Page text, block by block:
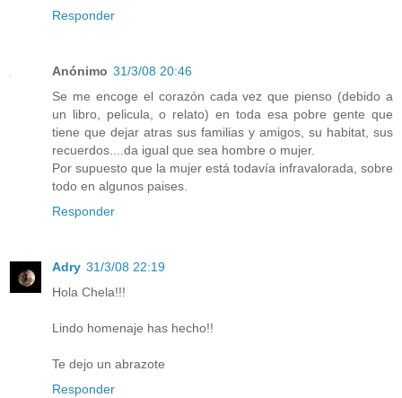
Responder
Anónimo 31/3/08 20:46
Se me encoge el corazón cada vez que pienso (debido a
un libro, pelicula, o relato) en toda esa pobre gente que
tiene que dejar atras sus familias y amigos, su habitat, sus
recuerdos....da igual que sea hombre o mujer.
Por supuesto que la mujer está todavía infravalorada, sobre
todo en algunos paises.
Responder
Adry 31/3/08 22:19
Hola Chela!!!
Lindo homenaje has hecho!!
Te dejo un abrazote
Responder